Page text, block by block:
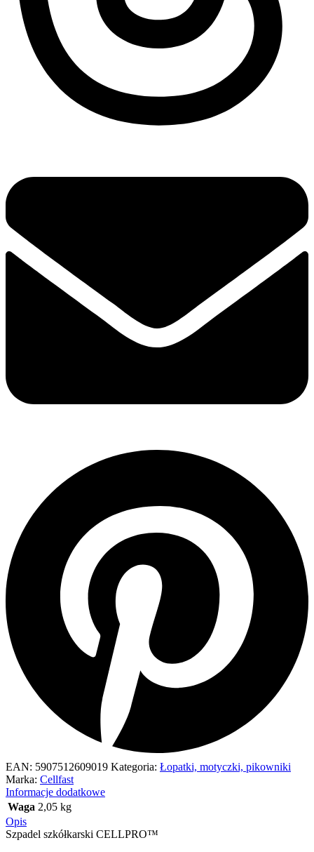
EAN: 5907512609019 Kategoria: Łopatki, motyczki, pikowniki
Marka: Cellfast
Informacje dodatkowe
Waga 2,05 kg
Opis
Szpadel szkółkarski CELLPRO™